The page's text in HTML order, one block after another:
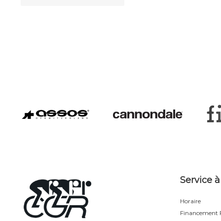
Service
Horaire
Financement